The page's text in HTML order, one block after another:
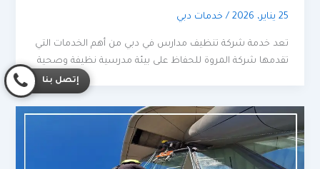
25 يناير، 2026 / خدمات دبي
تعد خدمة شركة تنظيف مدارس في دبي من أهم الخدمات التي
تقدمها شركة المروة للحفاظ على بيئة مدرسية نظيفة وصحية
إتصل بنا